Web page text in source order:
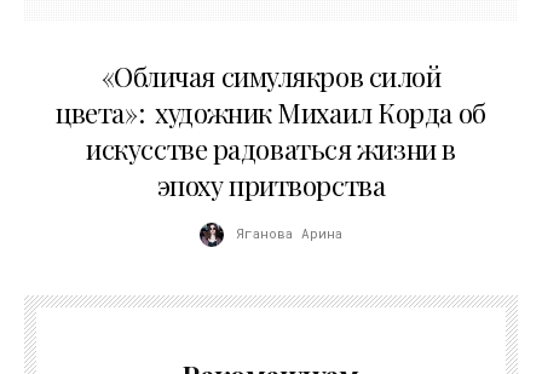
«Обличая симулякров силой
цвета»: художник Михаил Корда об
искусстве радоваться жизни в
эпоху притворства
Яганова Арина